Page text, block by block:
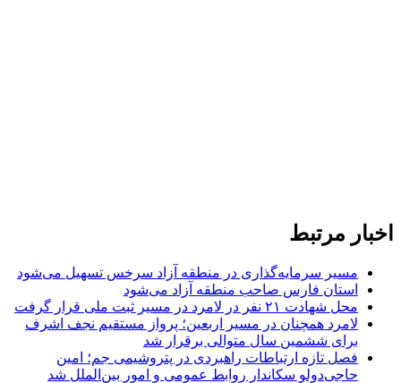
اخبار مرتبط
مسیر سرمایه‌گذاری در منطقه آزاد سرخس تسهیل می‌شود
استان فارس صاحب منطقه آزاد می‌شود
محل شهادت ۲۱ نفر در لامرد در مسیر ثبت ملی قرار گرفت
لامرد همچنان در مسیر اربعین؛ پرواز مستقیم نجف اشرف
برای ششمین سال متوالی برقرار شد
فصل تازه ارتباطات راهبردی در پتروشیمی جم؛ امین
حاجی‌دولو سکاندار روابط عمومی و امور بین‌الملل شد